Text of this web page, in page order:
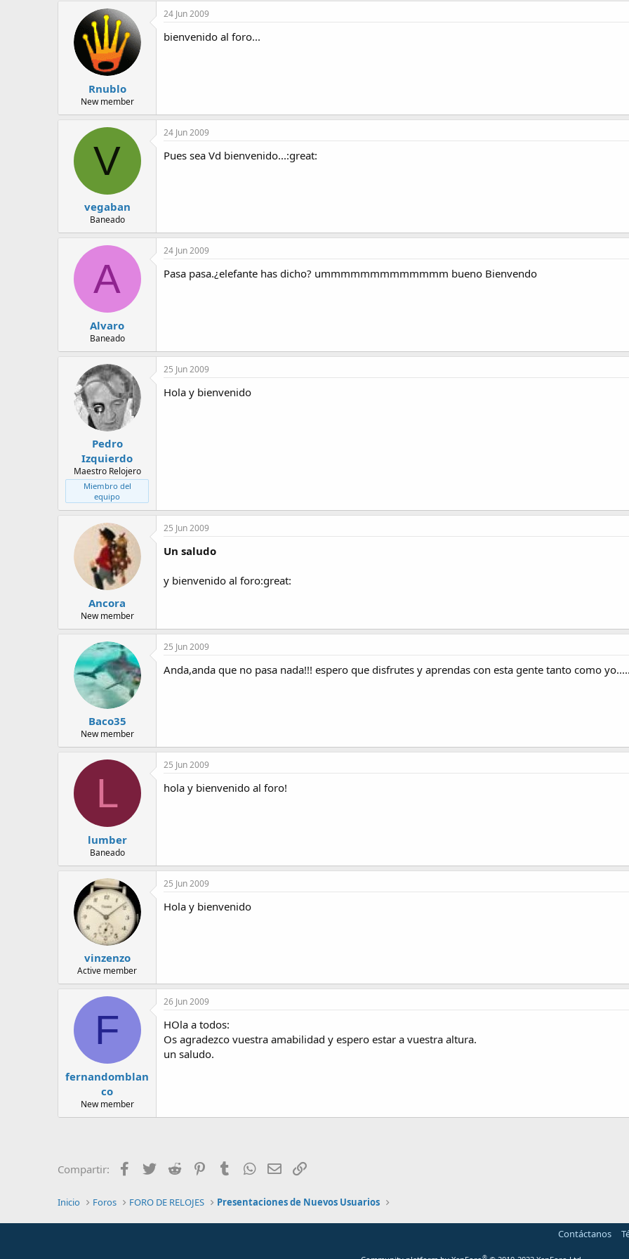
Rnublo
New member
24 Jun 2009
bienvenido al foro...
V
vegaban
Baneado
24 Jun 2009
Pues sea Vd bienvenido...:great:
A
Alvaro
Baneado
24 Jun 2009
Pasa pasa.¿elefante has dicho? ummmmmmmmmmmmm bueno Bienvendo
Pedro
Izquierdo
Maestro Relojero
Miembro del
equipo
25 Jun 2009
Hola y bienvenido
Ancora
New member
25 Jun 2009
Un saludo
y bienvenido al foro:great:
Baco35
New member
25 Jun 2009
Anda,anda que no pasa nada!!! espero que disfrutes y aprendas con esta gente tanto como
L
lumber
Baneado
25 Jun 2009
hola y bienvenido al foro!
vinzenzo
Active member
25 Jun 2009
Hola y bienvenido
F
fernandomblan
co
New member
26 Jun 2009
HOla a todos:
Os agradezco vuestra amabilidad y espero estar a vuestra altura.
un saludo.
Compartir: Facebook
Twitter Reddit PinterestTumblrWhatsApp
Email
Inicio Foros FORO DE RELOJES Presentaciones de Nuevos Usuarios
Contáctanos
®